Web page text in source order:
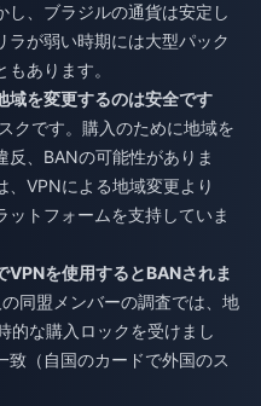
し、ブラジルの通貨は安定し
ラが弱い時期には大型パック
あります。
域を変更するのは安全です
クです。購入のために地域を
、BANの可能性がありま
VPNによる地域変更より
ットフォームを支持していま
VPNを使用するとBANされま
同盟メンバーの調査では、地
的な購入ロックを受けまし
致（自国のカードで外国のス